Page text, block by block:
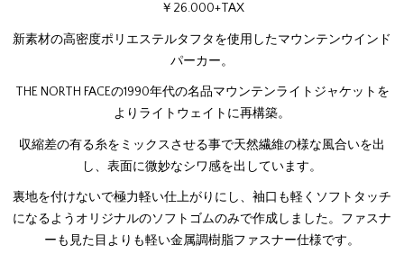
￥26.000+TAX
新素材の高密度ポリエステルタフタを使用したマウンテンウインド
パーカー。
THE NORTH FACEの1990年代の名品マウンテンライトジャケットを
よりライトウェイトに再構築。
収縮差の有る糸をミックスさせる事で天然繊維の様な風合いを出
し、表面に微妙なシワ感を出しています。
裏地を付けないで極力軽い仕上がりにし、袖口も軽くソフトタッチ
になるようオリジナルのソフトゴムのみで作成しました。ファスナ
ーも見た目よりも軽い金属調樹脂ファスナー仕様です。